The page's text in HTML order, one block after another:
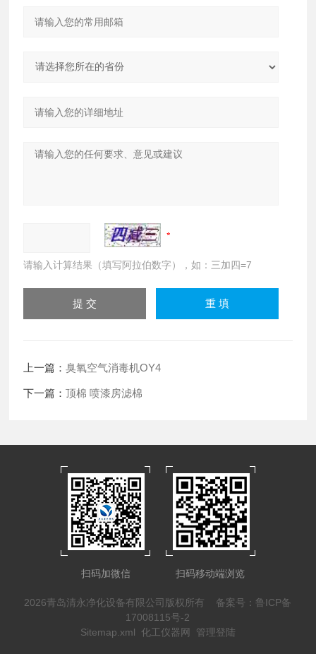
请输入计算结果（填写阿拉伯数字），如：三加四=7
上一篇：臭氧空气消毒机OY4
下一篇：顶棉 喷漆房滤棉
扫码加微信 扫码移动端浏览
2026青岛清永净化设备有限公司版权所有 备案号：鲁ICP备
17008115号-2
Sitemap.xml 化工仪器网 管理登陆